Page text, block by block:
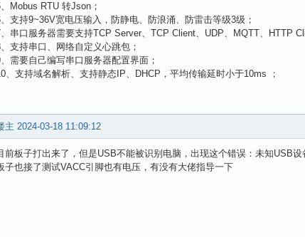
Mobus RTU 转Json；
支持9~36V宽电压输入，防静电、防浪涌、防雷击等级3级；
串口服务器需要支持TCP Server、TCP Client、UDP、MQTT、HTTP
支持串口、网络自定义心跳包；
需要自己编写串口服务器配置界面；
、支持域名解析、支持静态IP、DHCP，平均传输延时小于10ms ；
主 2024-03-18 11:09:12
前板子打出来了，但是USB不能被识别电脑，出现这个错误：未知USB
子也接了测试VACC引脚也有电压，有没有大佬指导一下